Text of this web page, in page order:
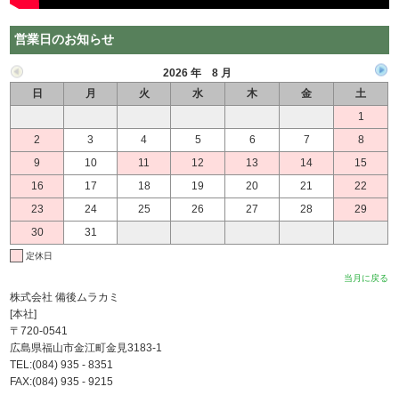
営業日のお知らせ
2026 年 8 月
日
月 火 水 木 金
土
1
2
3 4 5 6 7
8
9
10 11 12 13 14
15
16
17 18 19 20 21
22
23
24 25 26 27 28
29
30
31
定休日
当月に戻る
株式会社 備後ムラカミ
[本社]
〒720-0541
広島県福山市金江町金見3183-1
TEL:(084) 935 - 8351
FAX:(084) 935 - 9215